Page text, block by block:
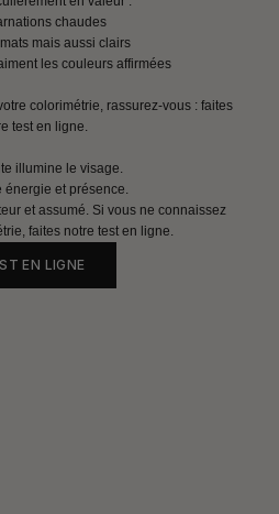
chaudes
mais aussi clairs
les couleurs affirmées
colorimétrie, rassurez-vous : faites
test en ligne.
illumine le visage.
énergie et présence.
et assumé. Si vous ne connaissez
faites notre test en ligne.
EN LIGNE